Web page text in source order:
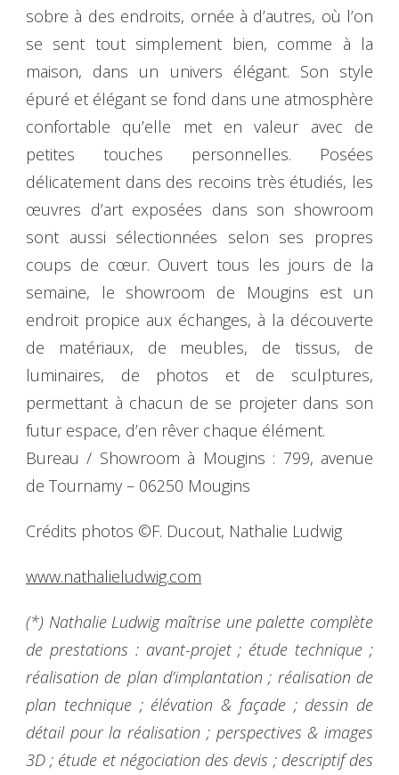
sobre à des endroits, ornée à d’autres, où l’on
se sent tout simplement bien, comme à la
maison, dans un univers élégant. Son style
épuré et élégant se fond dans une atmosphère
confortable qu’elle met en valeur avec de
petites touches personnelles. Posées
délicatement dans des recoins très étudiés, les
œuvres d’art exposées dans son showroom
sont aussi sélectionnées selon ses propres
coups de cœur. Ouvert tous les jours de la
semaine, le showroom de Mougins est un
endroit propice aux échanges, à la découverte
de matériaux, de meubles, de tissus, de
luminaires, de photos et de sculptures,
permettant à chacun de se projeter dans son
futur espace, d’en rêver chaque élément.
Bureau / Showroom à Mougins : 799, avenue
de Tournamy – 06250 Mougins
Crédits photos ©F. Ducout, Nathalie Ludwig
www.nathalieludwig.com
(*) Nathalie Ludwig maîtrise une palette complète
de prestations : avant-projet ; étude technique ;
réalisation de plan d’implantation ; réalisation de
plan technique ; élévation & façade ; dessin de
détail pour la réalisation ; perspectives & images
3D ; étude et négociation des devis ; descriptif des